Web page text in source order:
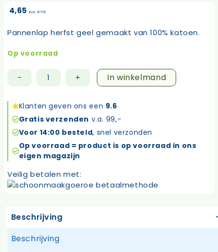
4,65 incl. BTW
Pannenlap herfst geel gemaakt van 100% katoen.
Op voorraad
-
Pannenlap
geel
aantal
+ In winkelmand
Klanten geven ons een 9.6
Gratis verzenden v.a. 99,-
Voor 14:00 besteld, snel verzonden
Op voorraad = product is op voorraad in ons
eigen magazijn
Veilig betalen met:
Beschrijving
Beschrijving